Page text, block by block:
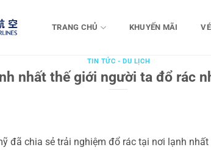
TRANG CHỦ KHUYẾN MÃI
TIN TỨC - DU LỊCH
nhất thế giới người ta đổ rác
đã chia sẻ trải nghiệm đổ rác tại nơi lạnh